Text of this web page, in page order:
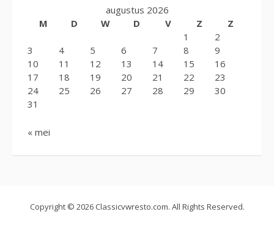
augustus 2026
M
D W D V Z
Z
1
2
3
4 5 6 7 8
9
10
11 12 13 14 15
16
17
18 19 20 21 22
23
24
25 26 27 28 29
30
31
« mei
Copyright © 2026 Classicvwresto.com. All Rights Reserved.